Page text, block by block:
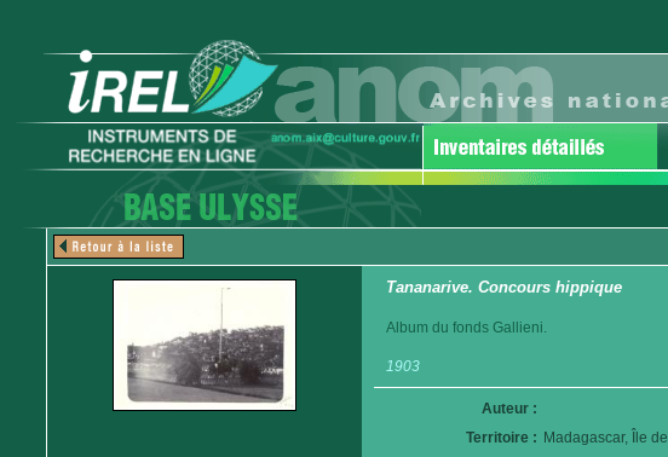
Tananarive. Concours hippique
Album du fonds Gallieni.
1903
Auteur :
Territoire : Madagascar, Île de